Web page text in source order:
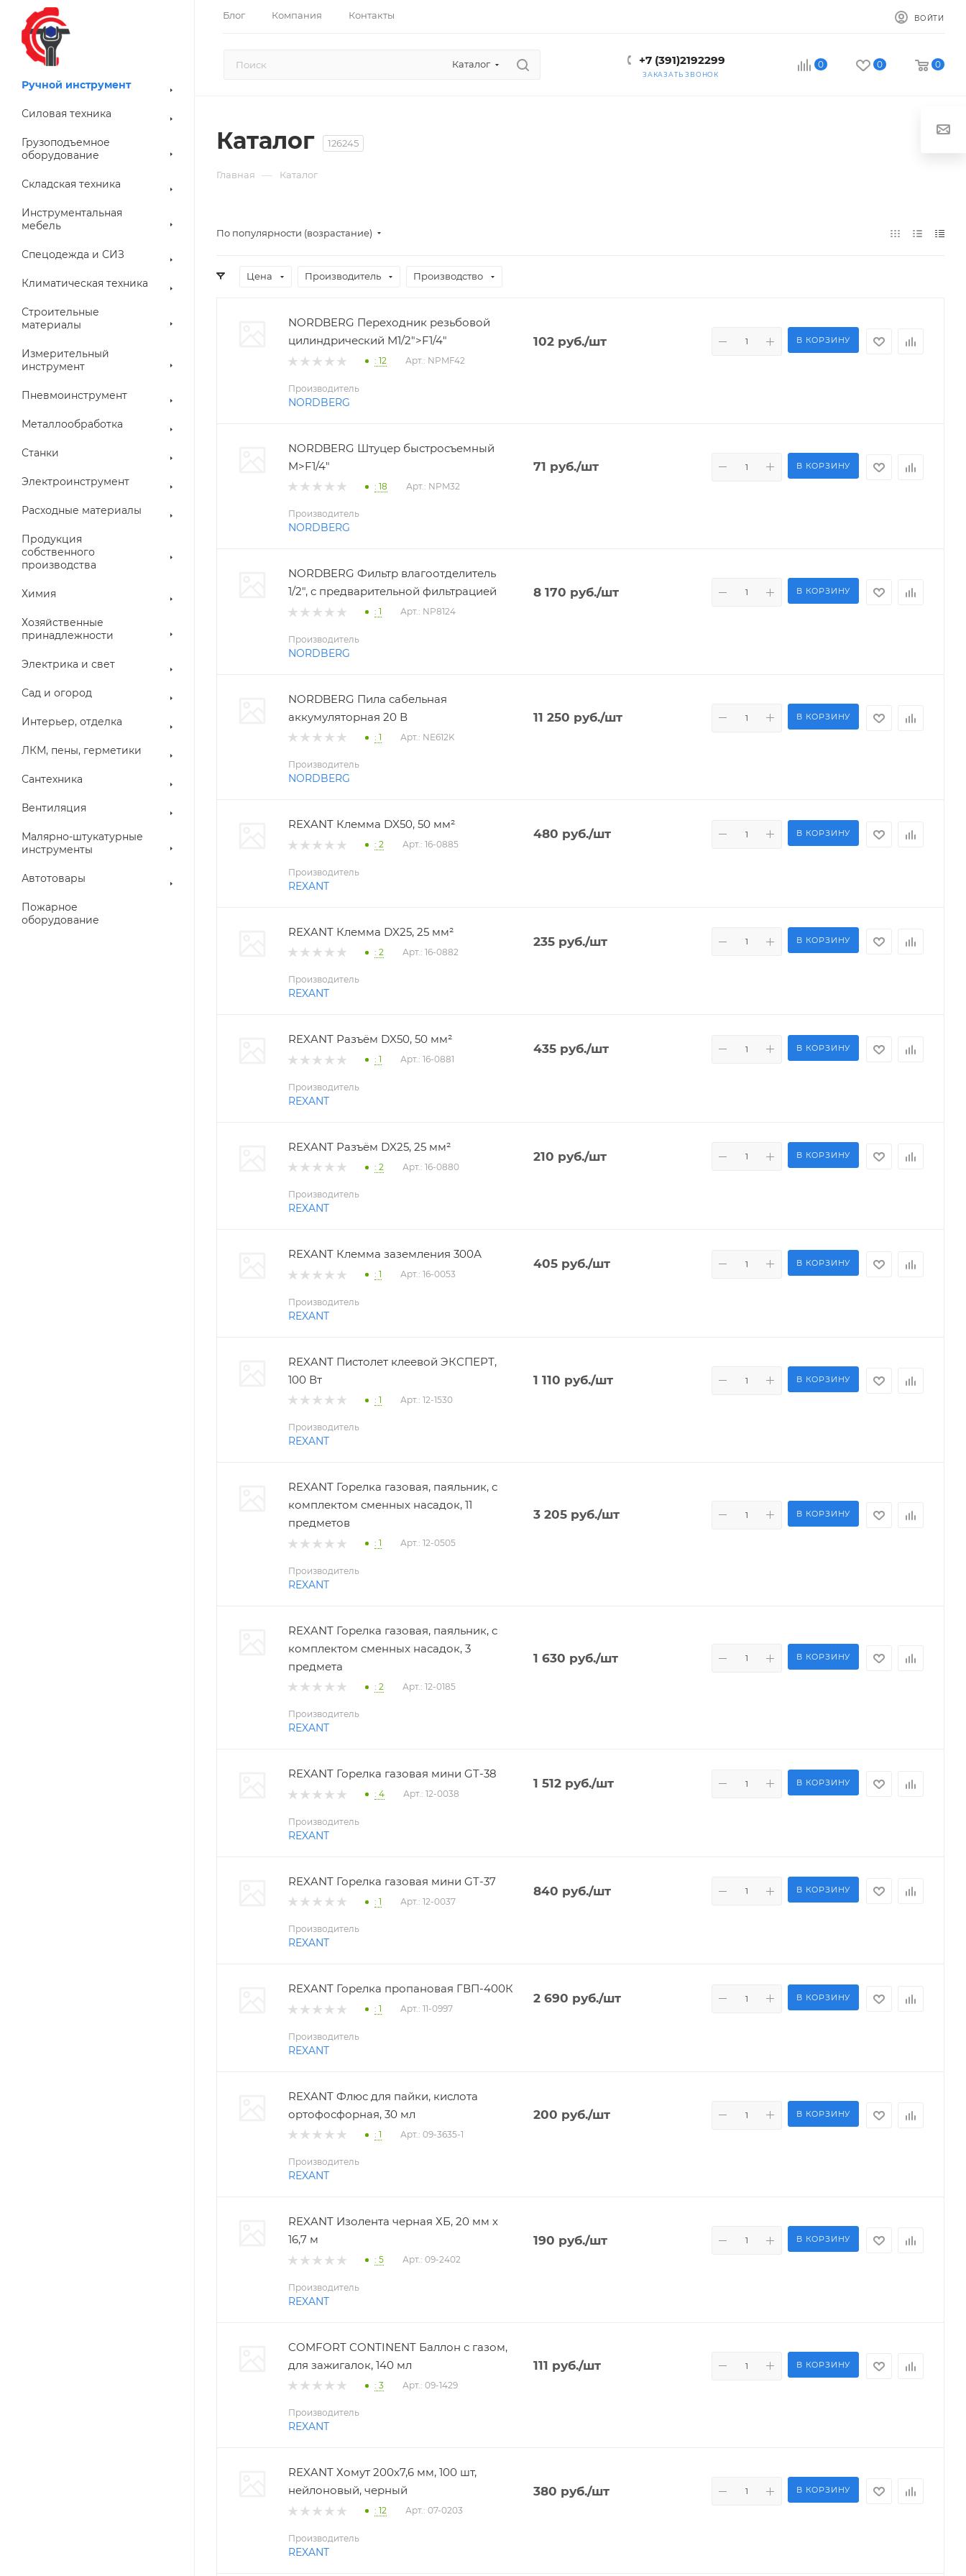
Блог Компания Контакты ВОЙТИ
Каталог +7 (391)2192299
ЗАКАЗАТЬ ЗВОНОК
0 0 0
Ручной инструмент
Силовая техника
Грузоподъемное
оборудование
Складская техника
Инструментальная
мебель
Спецодежда и СИЗ
Климатическая техника
Строительные
материалы
Измерительный
инструмент
Пневмоинструмент
Металлообработка
Станки
Электроинструмент
Расходные материалы
Продукция
собственного
производства
Химия
Хозяйственные
принадлежности
Электрика и свет
Сад и огород
Интерьер, отделка
ЛКМ, пены, герметики
Сантехника
Вентиляция
Малярно-штукатурные
инструменты
Автотовары
Пожарное
оборудование
Каталог 126245
Главная — Каталог
По популярности (возрастание)
Цена Производитель Производство
NORDBERG Переходник резьбовой
цилиндрический M1/2">F1/4"
: 12 Арт.: NPMF42
102руб./шт В КОРЗИНУ
Производитель
NORDBERG
NORDBERG Штуцер быстросъемный
M>F1/4"
: 18 Арт.: NPM32
71 руб./шт В КОРЗИНУ
Производитель
NORDBERG
NORDBERG Фильтр влагоотделитель
1/2", с предварительной фильтрацией
: 1 Арт.: NP8124
8 170 руб./шт В КОРЗИНУ
Производитель
NORDBERG
NORDBERG Пила сабельная
аккумуляторная 20 В
: 1 Арт.: NE612K
11 250 руб./шт В КОРЗИНУ
Производитель
NORDBERG
REXANT Клемма DX50, 50 мм²
: 2 Арт.: 16-0885
480 руб./шт В КОРЗИНУ
Производитель
REXANT
REXANT Клемма DX25, 25 мм²
: 2 Арт.: 16-0882
235руб./шт В КОРЗИНУ
Производитель
REXANT
REXANT Разъём DX50, 50 мм²
: 1 Арт.: 16-0881
435руб./шт В КОРЗИНУ
Производитель
REXANT
REXANT Разъём DX25, 25 мм²
: 2 Арт.: 16-0880
210 руб./шт В КОРЗИНУ
Производитель
REXANT
REXANT Клемма заземления 300А
: 1 Арт.: 16-0053
405руб./шт В КОРЗИНУ
Производитель
REXANT
REXANT Пистолет клеевой ЭКСПЕРТ,
100 Вт
: 1 Арт.: 12-1530
1 110 руб./шт В КОРЗИНУ
Производитель
REXANT
REXANT Горелка газовая, паяльник, с
комплектом сменных насадок, 11
предметов
: 1 Арт.: 12-0505
3 205руб./шт В КОРЗИНУ
Производитель
REXANT
REXANT Горелка газовая, паяльник, с
комплектом сменных насадок, 3
предмета
: 2 Арт.: 12-0185
1 630 руб./шт В КОРЗИНУ
Производитель
REXANT
REXANT Горелка газовая мини GT-38
: 4 Арт.: 12-0038
1 512руб./шт В КОРЗИНУ
Производитель
REXANT
REXANT Горелка газовая мини GT-37
: 1 Арт.: 12-0037
840 руб./шт В КОРЗИНУ
Производитель
REXANT
REXANT Горелка пропановая ГВП-400К
: 1 Арт.: 11-0997
2 690 руб./шт В КОРЗИНУ
Производитель
REXANT
REXANT Флюс для пайки, кислота
ортофосфорная, 30 мл
: 1 Арт.: 09-3635-1
200 руб./шт В КОРЗИНУ
Производитель
REXANT
REXANT Изолента черная ХБ, 20 мм х
16,7 м
: 5 Арт.: 09-2402
190 руб./шт В КОРЗИНУ
Производитель
REXANT
COMFORT CONTINENT Баллон с газом,
для зажигалок, 140 мл
: 3 Арт.: 09-1429
111 руб./шт В КОРЗИНУ
Производитель
REXANT
REXANT Хомут 200х7,6 мм, 100 шт,
нейлоновый, черный
: 12 Арт.: 07-0203
380 руб./шт В КОРЗИНУ
Производитель
REXANT